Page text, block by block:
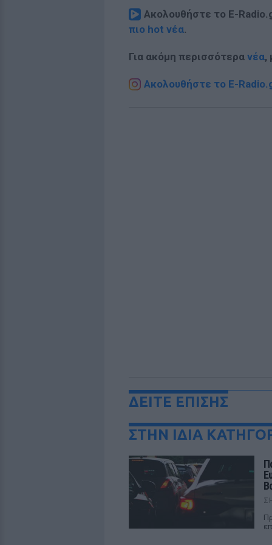
Ακολουθήστε το E-
πιο hot νέα.
Για ακόμη περισσότερα νέα,
Ακολουθήστε το E-
ΔΕΙΤΕ ΕΠΙΣΗΣ
ΣΤΗΝ ΙΔΙΑ